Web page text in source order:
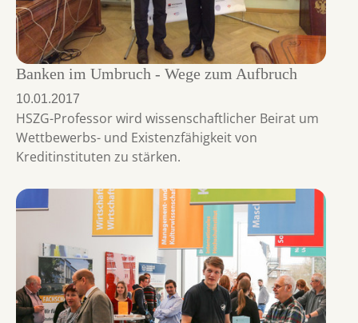
Banken im Umbruch - Wege zum Aufbruch
10.01.2017
HSZG-Professor wird wissenschaftlicher Beirat um
Wettbewerbs- und Existenzfähigkeit von
Kreditinstituten zu stärken.